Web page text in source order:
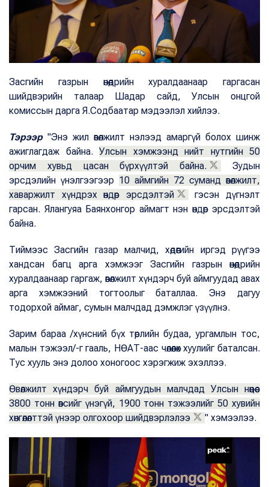
Засгийн газрын өнөөдрийн хуралдаанаар гаргасан
шийдвэрийн талаар Шадар сайд, Улсын онцгой
комиссын дарга Я.Содбаатар мэдээлэл хийлээ.
Тэрээр"Энэ жил өвөлжилт нэлээд амаргүй болох шинж
ажиглагдаж байна. Улсын хэмжээнд нийт нутгийн 50
орчим хувьд цасан бүрхүүлтэй байна.
Зудын
эрсдэлийн үнэлгээгээр 10 аймгийн 72 суманд өвөлжилт,
хаваржилт хүндрэх өндөр эрсдэлтэй
гэсэн дүгнэлт
гарсан. Ялангуяа Баянхонгор аймагт нэн өндөр эрсдэлтэй
байна.
Тиймээс Засгийн газар малчид, хөдөөгийн иргэд рүүгээ
хандсан багц арга хэмжээг Засгийн газрын өнөөдрийн
хуралдаанаар гаргаж, өвөлжилт хүндэрч буй аймгуудад авах
арга хэмжээний тогтоолыг баталлаа. Энэ дагуу
тодорхой аймаг, сумын малчдад дэмжлэг үзүүлнэ.
Зарим бараа /хүнсний бүх төрлийн будаа, ургамлын тос,
малын тэжээл/-г гааль, НӨАТ-аас чөлөөлөх хуулийг баталсан.
Тус хууль энэ долоо хоногоос хэрэгжиж эхэллээ.
Өвөлжилт хүндэрч буй аймгуудын малчдад Улсын нөөцөөс
3800 тонн өвсийг үнэгүй, 1900 тонн тэжээлийг 50 хувийн
хөнгөлөлттэй үнээр олгохоор шийдвэрлэлээ
" хэмээлээ.